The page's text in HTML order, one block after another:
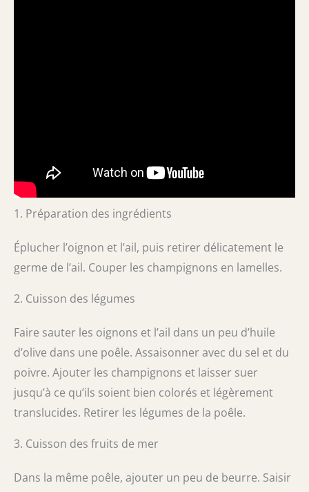
1. Préparation des ingrédients
Éplucher l’oignon et l’ail, puis retirer délicatement le
germe de l’ail. Couper les champignons en lamelles.
2. Cuisson des légumes
Faire sauter les oignons et l’ail dans un peu d’huile
d’olive dans une poêle. Assaisonner avec du sel et du
poivre. Ajouter les champignons et laisser suer
jusqu’à ce qu’ils soient bien colorés et légèrement
translucides. Retirer les légumes de la poêle.
3. Cuisson des fruits de mer
Dans la même poêle, ajouter un peu de beurre. Saisir